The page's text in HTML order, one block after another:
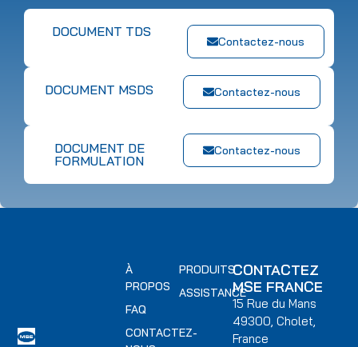
Contactez-nous
DOCUMENT TDS
Contactez-nous
DOCUMENT MSDS
Contactez-nous
DOCUMENT DE
FORMULATION
PRODUITS
ASSISTANCE
À
PROPOS
FAQ
CONTACTEZ-
CONTACTEZ
MSE FRANCE
15 Rue du Mans
49300, Cholet,
France